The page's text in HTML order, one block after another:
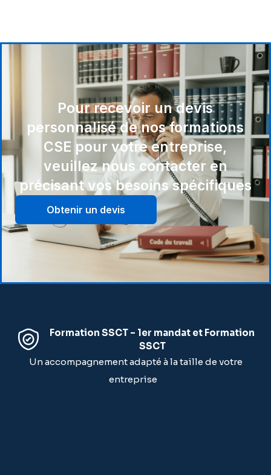
Pour recevoir un devis
personnalisé de nos formations
CSE pour votre entreprise,
veuillez nous contacter en
précisant vos besoins spécifiques
Obtenir un devis
Formation SSCT – 1er mandat et Formation
SSCT
Un accompagnement adapté à la taille de votre
entreprise